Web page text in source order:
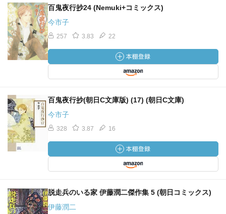
百鬼夜行抄24 (Nemuki+コミックス)
今市子
257 3.83 22
百鬼夜行抄(朝日C文庫版) (17) (朝日C文庫)
今市子
328 3.87 16
脱走兵のいる家 伊藤潤二傑作集 5 (朝日コミックス)
伊藤潤二